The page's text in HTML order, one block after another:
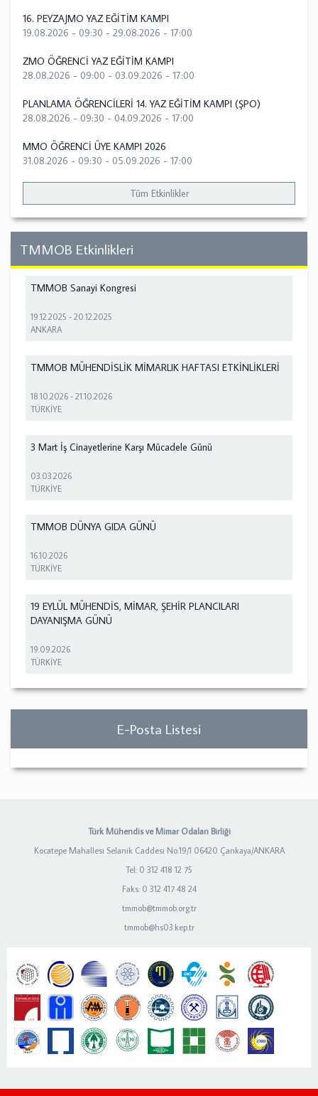
16. PEYZAJMO YAZ EĞİTİM KAMPI
19.08.2026 - 09:30 - 29.08.2026 - 17:00
ZMO ÖĞRENCİ YAZ EĞİTİM KAMPI
28.08.2026 - 09:00 - 03.09.2026 - 17:00
PLANLAMA ÖĞRENCİLERİ 14. YAZ EĞİTİM KAMPI (ŞPO)
28.08.2026 - 09:30 - 04.09.2026 - 17:00
MMO ÖĞRENCİ ÜYE KAMPI 2026
31.08.2026 - 09:30 - 05.09.2026 - 17:00
Tüm Etkinlikler
TMMOB Etkinlikleri
TMMOB Sanayi Kongresi
19.12.2025 -20.12.2025
ANKARA
TMMOB MÜHENDİSLİK MİMARLIK HAFTASI ETKİNLİKLERİ
18.10.2026 -21.10.2026
TÜRKİYE
3 Mart İş Cinayetlerine Karşı Mücadele Günü
03.03.2026
TÜRKİYE
TMMOB DÜNYA GIDA GÜNÜ
16.10.2026
TÜRKİYE
19 EYLÜL MÜHENDİS, MİMAR, ŞEHİR PLANCILARI
DAYANIŞMA GÜNÜ
19.09.2026
TÜRKİYE
E-Posta Listesi
Türk Mühendis ve Mimar Odaları Birliği
Kocatepe Mahallesi Selanik Caddesi No:19/1 06420 Çankaya/ANKARA
Tel: 0 312 418 12 75
Faks: 0 312 417 48 24
tmmob@tmmob.org.tr
tmmob@hs03.kep.tr